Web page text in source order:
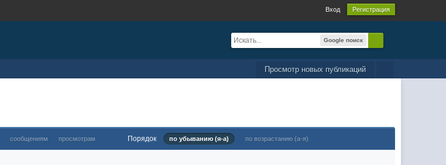
Вход Регистрация
Google поиск
Просмотр новых публикаций
сообщениям просмотрам Порядок по убыванию (я-а) по возрастанию (а-я)